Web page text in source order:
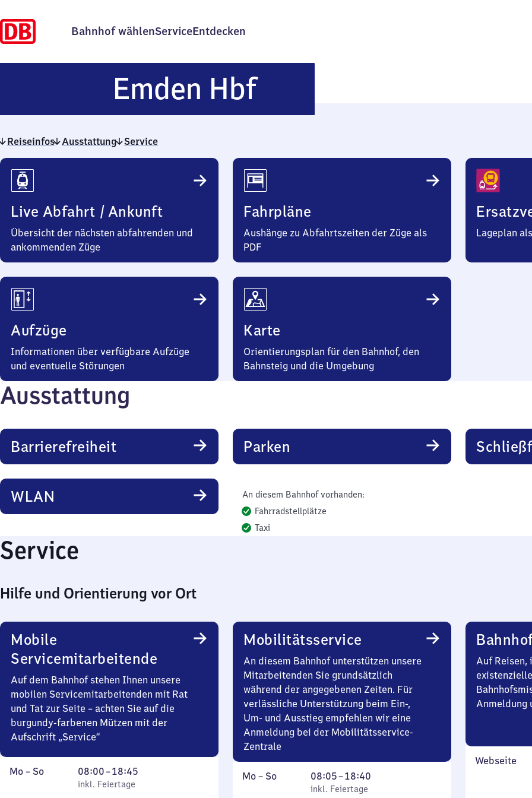
Bahnhof wählenServiceEntdecken
Emden HbfEmden
Hauptbahnhof
Reiseinfos Ausstattung Service
Reiseinfos
Live Abfahrt / Ankunft
Übersicht der nächsten abfahrenden und
ankommenden Züge
Fahrpläne
Aushänge zu Abfahrtszeiten der Züge als
PDF
Lageplan
Aufzüge
Informationen über verfügbare Aufzüge
und eventuelle Störungen
Karte
Orientierungsplan für den Bahnhof, den
Bahnsteig und die Umgebung
Ausstattung
Barrierefreiheit Parken
WLAN
An diesem Bahnhof vorhanden:
Fahrradstellplätze
Taxi
Service
Hilfe und Orientierung vor Ort
Mobile
Servicemitarbeitende
Auf dem Bahnhof stehen Ihnen unsere
mobilen Servicemitarbeitenden mit Rat
und Tat zur Seite – achten Sie auf die
burgundy-farbenen Mützen mit der
Aufschrift „Service“
Montag
Mo – So,
inkl. Feiertage
08:00–18:45
Von
8
inkl. Feiertage
Mobilitätsservice
An diesem Bahnhof unterstützen unsere
Mitarbeitenden Sie grundsätzlich
während der angegebenen Zeiten. Für
verlässliche Unterstützung beim Ein-,
Um- und Ausstieg empfehlen wir eine
Anmeldung bei der Mobilitätsservice-
Zentrale
Montag
Mo – So,
inkl. Feiertage
08:05–18:40
Von
8
inkl. Feiertage
Auf Reisen,
Anmeldung
Webseite